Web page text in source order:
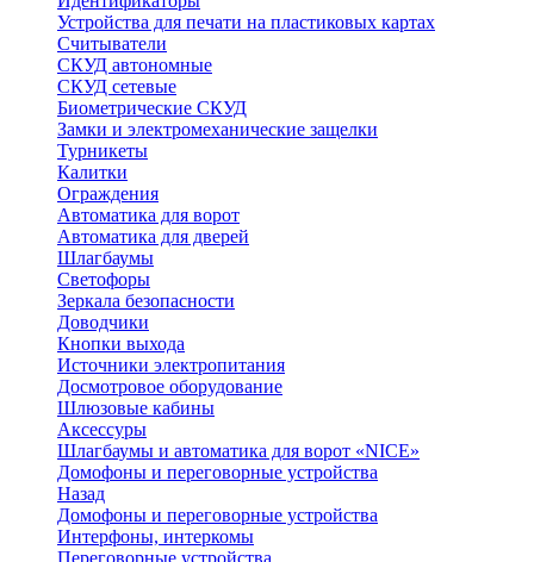
Устройства для печати на пластиковых картах
Считыватели
СКУД автономные
СКУД сетевые
Биометрические СКУД
Замки и электромеханические защелки
Турникеты
Калитки
Ограждения
Автоматика для ворот
Автоматика для дверей
Шлагбаумы
Светофоры
Зеркала безопасности
Доводчики
Кнопки выхода
Источники электропитания
Досмотровое оборудование
Шлюзовые кабины
Аксессуры
Шлагбаумы и автоматика для ворот «NICE»
Домофоны и переговорные устройства
Назад
Домофоны и переговорные устройства
Интерфоны, интеркомы
Переговорные устройства